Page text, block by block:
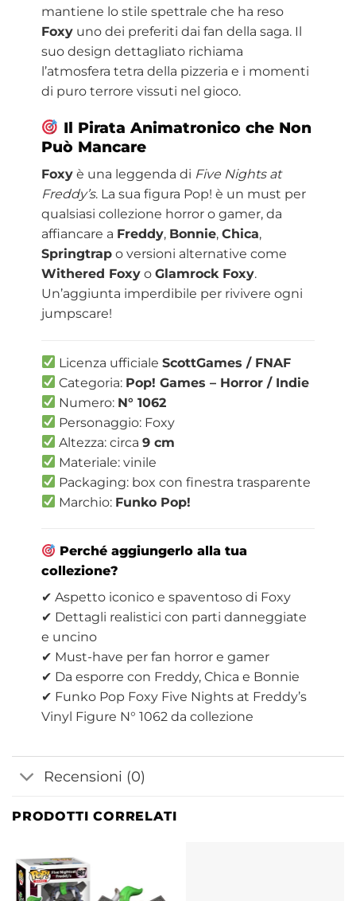
mantiene lo stile spettrale che ha reso
Foxyuno dei preferiti dai fan della saga. Il
suo design dettagliato richiama
l’atmosfera tetra della pizzeria e i momenti
di puro terrore vissuti nel gioco.
Il Pirata Animatronico che Non
Può Mancare
Foxyè una leggenda di Five Nights at
Freddy’s. La sua figura Pop! è un must per
qualsiasi collezione horror o gamer, da
affiancare a Freddy, Bonnie, Chica,
Springtrapo versioni alternative come
Withered Foxyo Glamrock Foxy.
Un’aggiunta imperdibile per rivivere ogni
jumpscare!
Licenza ufficialeScottGames / FNAF
Categoria: Pop! Games – Horror / Indie
Numero: N° 1062
Personaggio: Foxy
Altezza: circa9 cm
Materiale: vinile
Packaging: box con finestra trasparente
Marchio: Funko Pop!
Perché aggiungerlo alla tua
collezione?
✔ Aspetto iconico e spaventoso di Foxy
✔ Dettagli realistici con parti danneggiate
e uncino
✔ Must-have per fan horror e gamer
✔ Da esporre con Freddy, Chica e Bonnie
✔ Funko Pop Foxy Five Nights at Freddy’s
Vinyl Figure N° 1062 da collezione
Recensioni (0)
PRODOTTI CORRELATI